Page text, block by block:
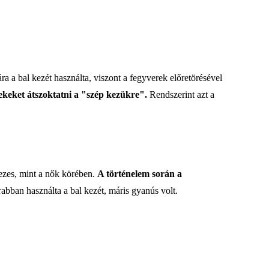
a bal kezét használta, viszont a fegyverek előretörésével
átszoktatni a "szép kezükre". Rendszerint azt a
mint a nők körében. A történelem során a
használta a bal kezét, máris gyanús volt.